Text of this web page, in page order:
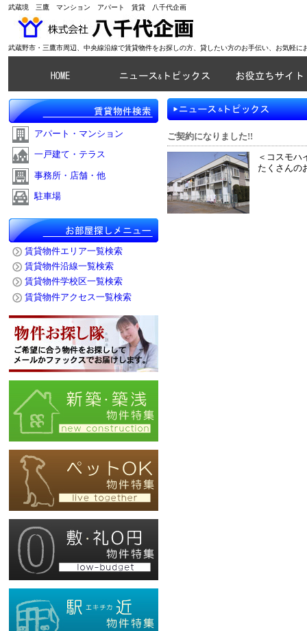
武蔵境 三鷹 マンション アパート 賃貸 八千代企画
武蔵野市・三鷹市周辺、中央線沿線で賃貸物件をお探しの方、貸したい方のお手伝い、お気軽に
アパート・マンション
一戸建て・テラス
事務所・店舗・他
駐車場
賃貸物件エリア一覧検索
賃貸物件沿線一覧検索
賃貸物件学校区一覧検索
賃貸物件アクセス一覧検索
ご契約になりました!!
＜コスモハ
たくさんの